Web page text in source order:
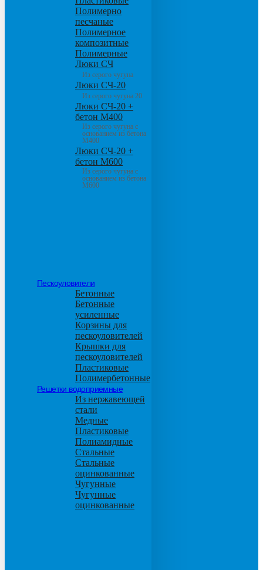
Полимерно
песчаные
Полимерное
композитные
Полимерные
Люки СЧ
Из серого чугуна
Люки СЧ-20
Из серого чугуна 20
Люки СЧ-20 +
бетон М400
Из серого чугуна с
основанием из бетона
М400
Люки СЧ-20 +
бетон М600
Из серого чугуна с
основанием из бетона
М600
Пескоуловители
Бетонные
Бетонные
усиленные
Корзины для
пескоуловителей
Крышки для
пескоуловителей
Пластиковые
Полимербетонные
Решетки водоприемные
Из нержавеющей
стали
Медные
Пластиковые
Полиамидные
Стальные
Стальные
оцинкованные
Чугунные
Чугунные
оцинкованные